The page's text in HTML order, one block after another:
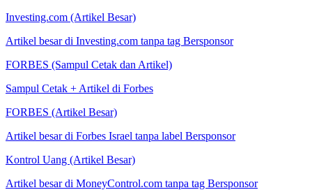
Investing.com (Artikel Besar)
Artikel besar di Investing.com tanpa tag Bersponsor
FORBES (Sampul Cetak dan Artikel)
Sampul Cetak + Artikel di Forbes
FORBES (Artikel Besar)
Artikel besar di Forbes Israel tanpa label Bersponsor
Kontrol Uang (Artikel Besar)
Artikel besar di MoneyControl.com tanpa tag Bersponsor